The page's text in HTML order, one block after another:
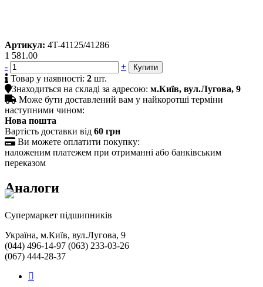
Артикул: 4T-41125/41286
1 581.00
-
+
 Товар у наявності: 2 шт.
Знаходиться на складі за адресою: м.Київ, вул.Лугова, 9
 Може бути доставлений вам у найкоротші терміни
наступними чином:
Нова пошта
Вартість доставки від 60 грн
 Ви можете оплатити покупку:
наложеним платежем при отриманні або банківським
переказом
Аналоги
Cупермаркет підшипників
Україна, м.Київ, вул.Лугова, 9
(044) 496-14-97 (063) 233-03-26
(067) 444-28-37